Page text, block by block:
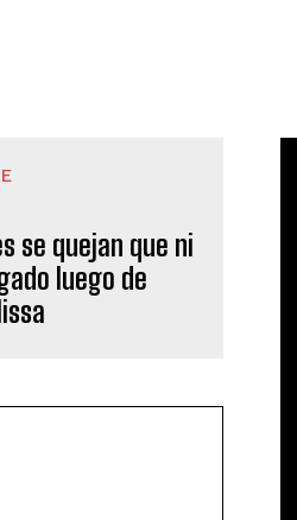
se quejan que ni
luego de